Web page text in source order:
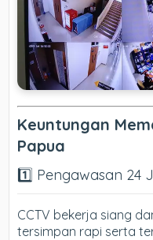
Keuntungan
Papua
1️⃣ Pengawasan 24
CCTV bekerja siang
tersimpan rapi serta